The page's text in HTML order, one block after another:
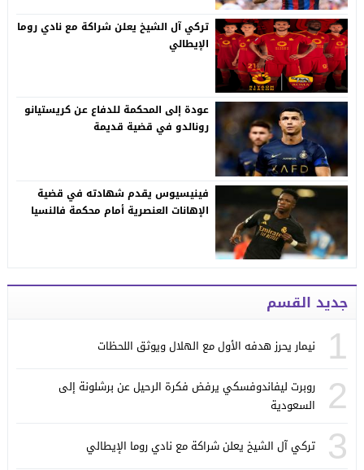
تركي آل الشيخ يعلن شراكة مع نادي روما
الإيطالي
عودة إلى المحكمة للدفاع عن كريستيانو
رونالدو في قضية قديمة
فينيسيوس يقدم شهادته في قضية
الإهانات العنصرية أمام محكمة فالنسيا
جديد القسم
1 نيمار يحرز هدفه الأول مع الهلال ويوثق اللحظات
2
روبرت ليفاندوفسكي يرفض فكرة الرحيل عن برشلونة إلى
السعودية
3 تركي آل الشيخ يعلن شراكة مع نادي روما الإيطالي